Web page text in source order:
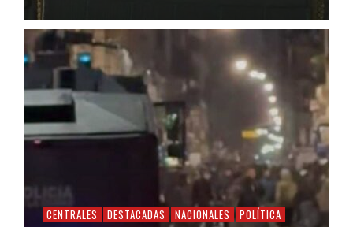
CENTRALES DESTACADAS NACIONALES POLÍTICA